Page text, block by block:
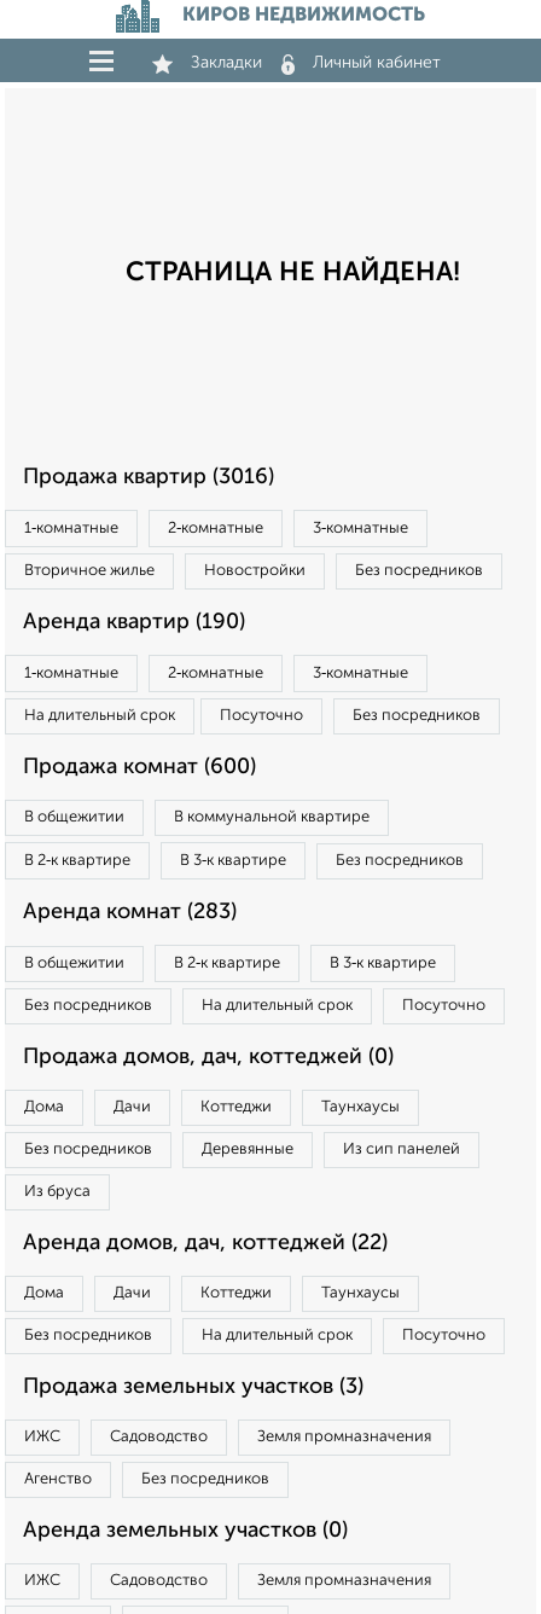
КИРОВ НЕДВИЖИМОСТЬ
Закладки Личный кабинет
СТРАНИЦА НЕ НАЙДЕНА!
Продажа квартир (3016)
1‑комнатные 2‑комнатные 3‑комнатные
Вторичное жилье Новостройки Без посредников
Аренда квартир (190)
1‑комнатные 2‑комнатные 3‑комнатные
На длительный срок Посуточно Без посредников
Продажа комнат (600)
В общежитии В коммунальной квартире
В 2‑к квартире В 3‑к квартире Без посредников
Аренда комнат (283)
В общежитии В 2‑к квартире В 3‑к квартире
Без посредников На длительный срок Посуточно
Продажа домов, дач, коттеджей (0)
Дома Дачи Коттеджи Таунхаусы
Без посредников Деревянные Из сип панелей
Из бруса
Аренда домов, дач, коттеджей (22)
Дома Дачи Коттеджи Таунхаусы
Без посредников На длительный срок Посуточно
Продажа земельных участков (3)
ИЖС Садоводство Земля промназначения
Агенство Без посредников
Аренда земельных участков (0)
ИЖС Садоводство Земля промназначения